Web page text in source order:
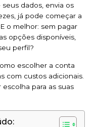
dados, envia os
já pode começar a
o melhor: sem pagar
opções disponíveis,
perfil?
escolher a conta
com custos adicionais.
para as suas